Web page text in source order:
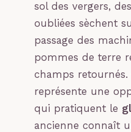
sol des vergers,
oubliées sèchent
passage des
pommes de terre
champs retournés.
représente une
qui pratiquent le
ancienne connaît